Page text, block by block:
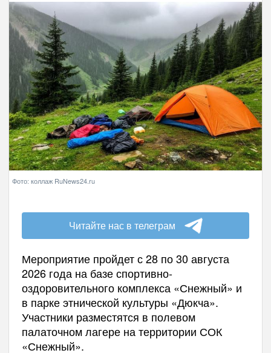
Фото: коллаж RuNews24.ru
Читайте нас в телеграм
Мероприятие пройдет с 28 по 30 августа
2026 года на базе спортивно-
оздоровительного комплекса «Снежный» и
в парке этнической культуры «Дюкча».
Участники разместятся в полевом
палаточном лагере на территории СОК
«Снежный».